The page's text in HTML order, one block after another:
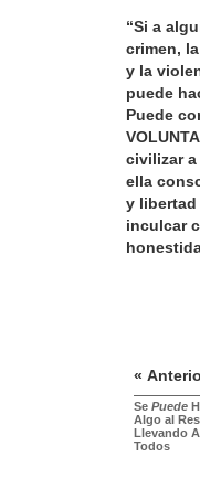
“Si a
crimen,
y la
puede
Puede
civilizar
ella
y
inculcar
«
Se Puede
Algo al
Llevando
Todos